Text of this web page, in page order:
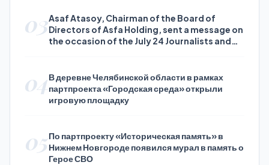
03Asaf Atasoy, Chairman of the Board of
Directors of Asfa Holding, sent a message on
the occasion of the July 24 Journalists and
04В деревне Челябинской области в рамках
партпроекта «Городская среда» открыли
игровую площадку
05По партпроекту «Историческая память» в
Нижнем Новгороде появился мурал в память о
Герое СВО